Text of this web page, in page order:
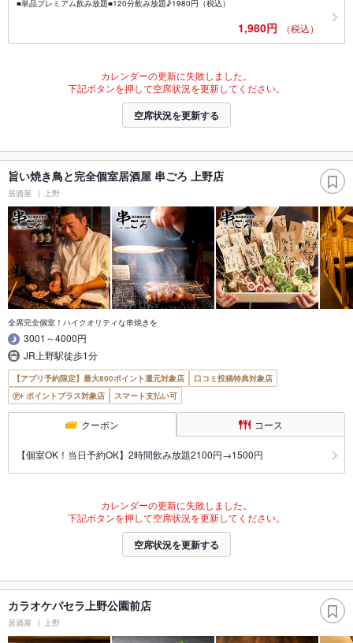
■単品プレミアム飲み放題■120分飲み放題♪1980円（税込）
1,980円 （税込）
カレンダーの更新に失敗しました。
下記ボタンを押して空席状況を更新してください。
空席状況を更新する
旨い焼き鳥と完全個室居酒屋 串ごろ 上野店
居酒屋 上野
全席完全個室！ハイクオリティな串焼きを
3001～4000円
JR上野駅徒歩1分
【アプリ予約限定】最大800ポイント還元対象店
口コミ投稿特典対象店
ポイントプラス対象店
スマート支払い可
クーポン コース
【個室OK！当日予約OK】2時間飲み放題2100円→1500円
カレンダーの更新に失敗しました。
下記ボタンを押して空席状況を更新してください。
空席状況を更新する
カラオケパセラ上野公園前店
居酒屋 上野